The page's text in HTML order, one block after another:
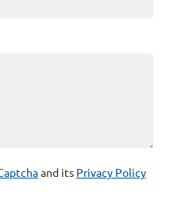
and its Privacy Policy